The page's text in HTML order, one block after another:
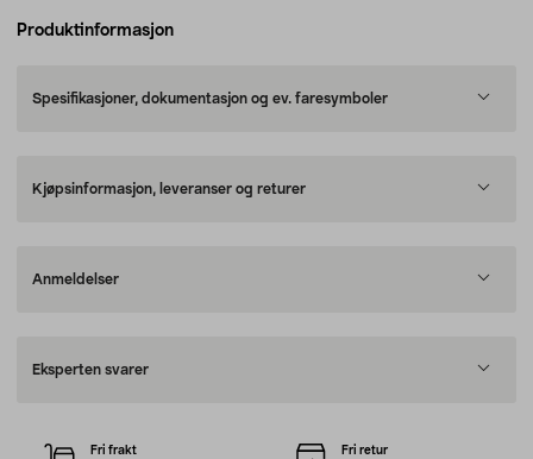
Produktinformasjon
Spesifikasjoner, dokumentasjon og ev. faresymboler
Kjøpsinformasjon, leveranser og returer
Anmeldelser
Eksperten svarer
Fri frakt Fri retur